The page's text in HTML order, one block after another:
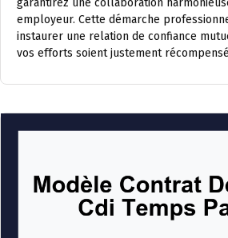
employeur. Cette démarche
instaurer une relation de confiance
vos efforts soient justement